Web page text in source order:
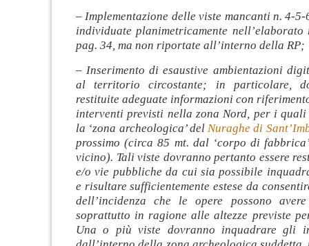
– Implementazione delle viste mancanti n. 4-
individuate planimetricamente
pag. 34, ma non riportate all’interno della RP;
– Inserimento di esaustive ambientazioni
al territorio circostante; in particolare,
restituite adeguate informazioni con
interventi previsti nella zona Nord, per i
la ‘zona archeologica’ del Nuraghe di
prossimo (circa 85 mt. dal ‘corpo di
vicino). Tali viste dovranno pertanto essere
e/o vie pubbliche da cui sia possibile
e risultare sufficientemente estese da
dell’incidenza che le opere possono
soprattutto in ragione alle altezze previste
Una o più viste dovranno inquadrare gli